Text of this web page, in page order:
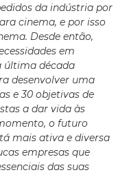
da indústria por
cinema, e por isso
Desde então,
em
última década
desenvolver uma
e 30 objetivas de
a dar vida às
o futuro
mais ativa e diversa
empresas que
das suas